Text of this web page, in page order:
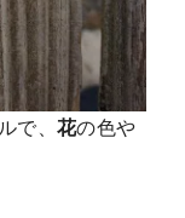
で、花の色や